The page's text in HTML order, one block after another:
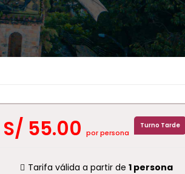
S/ 55.00 por persona
Turno Tarde
Tarifa válida a partir de1 persona